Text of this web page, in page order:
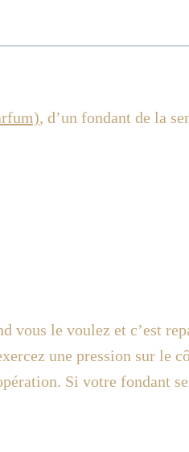
, d’un fondant de la
vous le voulez et c’est
une pression sur le
Si votre fondant